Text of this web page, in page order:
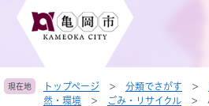
頭
飛現在地 トップページ > 分類でさがす >
然・環境
> ごみ・リサイクル >